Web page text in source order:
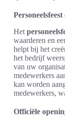
Het
waarderen en
helpt bij het
het bedrijf
van uw
medewerkers
kan worden
medewerkers,
Officiële